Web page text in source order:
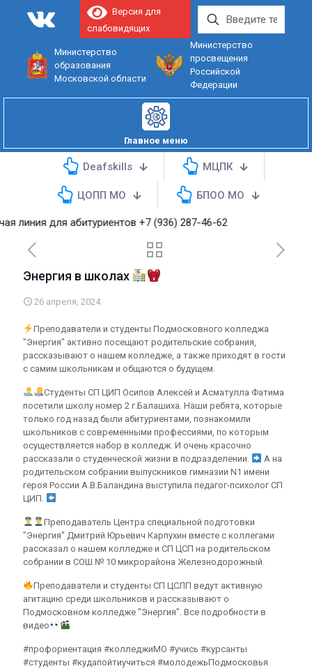
Министерство
образования
Московской области
Министерство
просвещения
Российской
Федерации
Версия для
слабовидящих
Главное меню
Deafskills МЦПК
ЦОПП МО БПОО МО
для абитуриентов+7 (936) 287-46-62
Энергия в школах
26 апреля, 2024
Преподаватели и студенты Подмосковного колледжа
"Энергия" активно посещают родительские собрания,
рассказывают о нашем колледже, а также приходят в гости
с самим школьникам и общаются о будущем.
Студенты СП ЦИП Осипов Алексей и Асматулла Фатима
посетили школу номер 2 г.Балашиха. Наши ребята, которые
только год назад были абитуриентами, познакомили
школьников с современными профессиями, по которым
осуществляется набор в колледж. И очень красочно
рассказали о студенческой жизни в подразделении.
А на
родительском собрании выпускников гимназии N1 имени
героя России А.В.Баландина выступила педагог-психолог СП
ЦИП.
Преподаватель Центра специальной подготовки
"Энергия" Дмитрий Юрьевич Карпухин вместе с коллегами
рассказал о нашем колледже и СП ЦСП на родительском
собрании в СОШ № 10 микрорайона Железнодорожный.
Преподаватели и студенты СП ЦСЛП ведут активную
агитацию среди школьников и рассказывают о
Подмосковном колледже "Энергия". Все подробности в
видео
#профориентация #колледжиМО #учись #курсанты
#студенты #кудапойтиучиться #молодежьПодмосковья